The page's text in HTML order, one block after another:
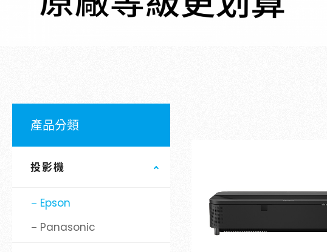
全息金字塔
產品分類
投影機
Epson
Panasonic